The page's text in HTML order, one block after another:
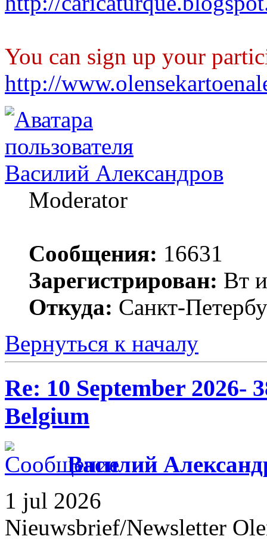
You can sign up your
http://
Василий Александров
Moderator
Сообщения: 16631
Зарегистрирован: Вт
Откуда: Санкт-
Вернуться к началу
Re: 10 September 2026-
Belgium
Василий
1 jul 2026
Nieuwsbrief/Newsletter